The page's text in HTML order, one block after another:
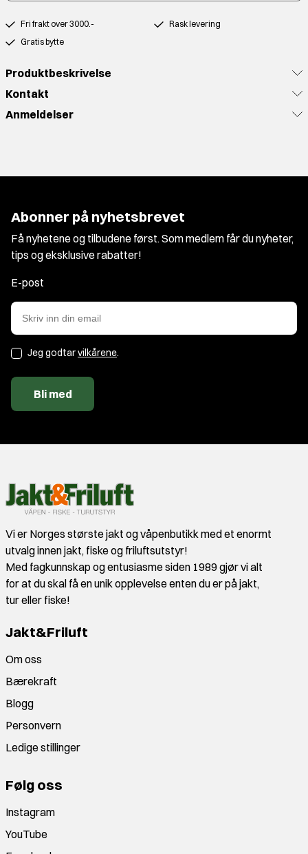
Fri frakt over 3000.-
Rask levering
Gratis bytte
Produktbeskrivelse
Kontakt
Anmeldelser
Abonner på nyhetsbrevet
Få nyhetene og tilbudene først. Som medlem får du nyheter,
tips og eksklusive rabatter!
E-post
Jeg godtarvilkårene.
Bli med
Vi er Norges største jakt og våpenbutikk med et enormt
utvalg innen jakt, fiske og friluftsutstyr!
Med fagkunnskap og entusiasme siden 1989 gjør vi alt
for at du skal få en unik opplevelse enten du er på jakt,
tur eller fiske!
Jakt&Friluft
Om oss
Bærekraft
Blogg
Personvern
Ledige stillinger
Følg oss
Instagram
YouTube